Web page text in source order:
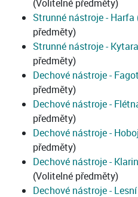
(Volitelné předměty)
Strunné nástroje -
předměty)
Strunné nástroje -
předměty)
Dechové nástroje -
předměty)
Dechové nástroje -
předměty)
Dechové nástroje -
předměty)
Dechové nástroje -
(Volitelné předměty)
Dechové nástroje -